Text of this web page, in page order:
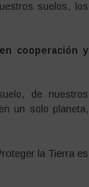
suelos, los
cooperación y
de nuestros
un solo planeta,
la Tierra es